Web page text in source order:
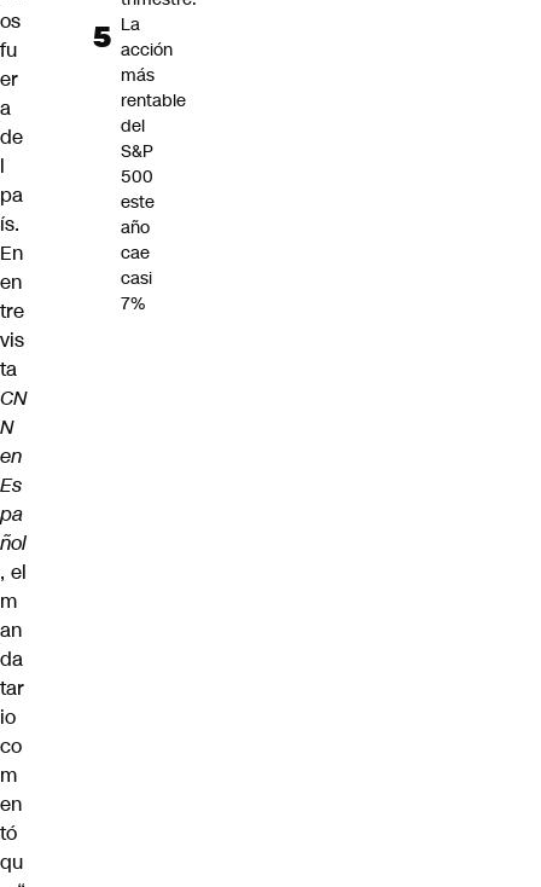
os
fu
er
a
de
l
pa
ís.
En
en
tre
vis
ta
CN
N
en
Es
pa
ñol
, el
m
an
da
tar
io
co
m
en
tó
qu
La
acción
más
rentable
del
S&P
500
este
año
cae
casi
7%